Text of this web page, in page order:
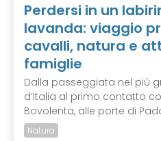
Perdersi in un
lavanda: viaggio
cavalli, natura e
famiglie
Dalla passeggiata nel più
d’Italia al primo contatto
Bovolenta, alle porte di
Natura